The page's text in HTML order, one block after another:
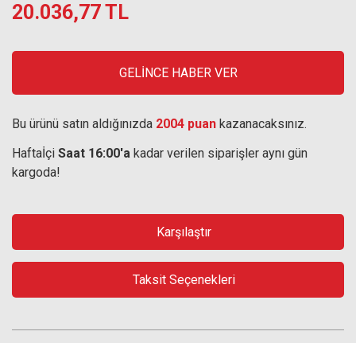
20.036,77 TL
GELİNCE HABER VER
Bu ürünü satın aldığınızda 2004 puan kazanacaksınız.
Haftaİçi Saat 16:00'a kadar verilen siparişler aynı gün
kargoda!
Karşılaştır
Taksit Seçenekleri